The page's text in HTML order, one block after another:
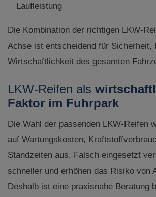
Laufleistung
Die Kombination der richtigen LKW-
Achse ist entscheidend für Sicherheit,
Wirtschaftlichkeit des gesamten
LKW-Reifen als
Faktor im Fuhrpark
Die Wahl der passenden LKW-Reifen
auf Wartungskosten,
Standzeiten aus. Falsch eingesetzt
schneller und erhöhen das Risiko von
Deshalb ist eine praxisnahe Beratung